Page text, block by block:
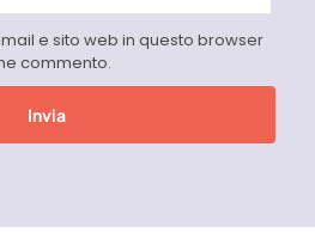
e sito web in questo browser
commento.